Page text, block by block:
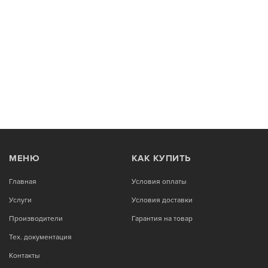
МЕНЮ
Главная
Услуги
Производители
Тех. документация
Контакты
КАК КУПИТЬ
Условия оплаты
Условия доставки
Гарантия на товар